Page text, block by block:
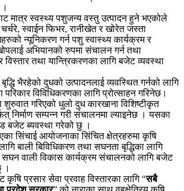
मात्र स्वस्थ्य पशुजन्य वस्तु उत्पादन हुने भएकोले
स्वाईन फिभर, रानीखेत र खोरेत जस्ता
न्यूनिकरण गर्न पशु स्वास्थ्य कार्यक्रम र
अभियानको रुपमा संचालन गर्न तथा
विस्तार तथा यान्त्रिकरणका लागि बजेट व्यवस्था
भैरहेको दुधको उत्पादनलाई व्यवस्थित गर्नको लागि
विविधिकरणका लागि प्रोत्साहन गरिनेछ।
शुरुवात गरिएको धुलो दुध कारखाना विशिष्टीकृत
निर्माण सम्पन्न गरी संचालनमा ल्याइनेछ । यसका
बजेट ब्यवस्था गरेको छु ।
सिंचाई आयोजनाका सिंचित क्षेत्रहरुमा कृषि
बाली बिविधिकरण तथा सघनता बृद्धिका लागि
वाली विकास कार्यक्रम संचालनको लागि बजेट
।
कृषि प्रसार सेवा प्रवाह विस्तारका लागि “सबै